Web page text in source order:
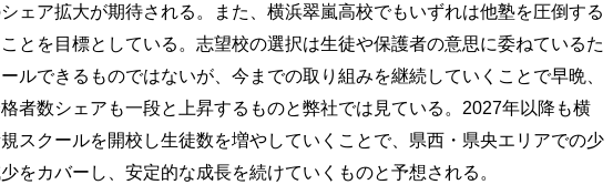
ェア拡大が期待される。また、横浜翠嵐高校でもいずれは他塾を圧倒する
とを目標としている。志望校の選択は生徒や保護者の意思に委ねているた
ルできるものではないが、今までの取り組みを継続していくことで早晩、
者数シェアも一段と上昇するものと弊社では見ている。2027年以降も横
スクールを開校し生徒数を増やしていくことで、県西・県央エリアでの少
をカバーし、安定的な成長を続けていくものと予想される。